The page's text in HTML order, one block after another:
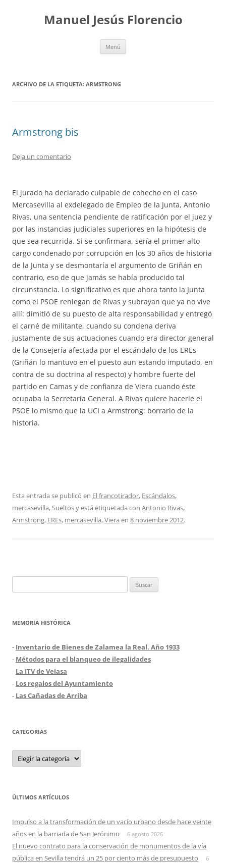
contenidoManuel Jesús Florencio
Menú
ARCHIVO DE LA ETIQUETA: ARMSTRONG
Armstrong bis
Deja un comentario
El jurado ha declarado culpable de cohecho en el caso
Mercasevilla al exdelegado de Empleo de la Junta, Antonio
Rivas, una sentencia pendiente de ratificación por el juez y
por las instancias judiciales superiores en la hipótesis de
que sea recurrida. Si se confirmara, sería el primer alto
cargo condenado por corrupción en los 30 años de historia
de la Junta y se desmontaría el argumento de Griñán en
contrario, eso de que jamás se había producido tal
circunstancia. Lo significativo es que ahora tanto la Junta
como el PSOE reniegan de Rivas y subrayan que ya no vive
allí: dimitió de su puesto de alta responsabilidad y entregó
el carné de militante, cuando su condena deriva
justamente de sus actuaciones cuando era director general
de la Consejería afectada por el escándalo de los EREs
(Griñán lo mantuvo en el puesto aun estando imputado, en
contra de su doctrina al respecto) y hombre fuerte del
partido en Camas y de confianza de Viera cuando éste
ocupaba la Secretaría General. A Rivas quiere hacerle el
PSOE lo mismo que la UCI a Armstrong: borrarlo de la
historia.
Esta entrada se publicó en El francotirador, Escándalos,
mercasevilla,Sueltosy está etiquetada con Antonio Rivas,
Armstrong, EREs, mercasevilla,Viera en 8 noviembre 2012.
MEMORIA HISTÓRICA
- Inventario de Bienes de Zalamea la Real. Año 1933
- Métodos para el blanqueo de ilegalidades
- La ITV de Veiasa
- Los regalos del Ayuntamiento
- Las Cañadas de Arriba
CATEGORIAS
Categorias
ÚLTIMOS ARTÍCULOS
Impulso a la transformación de un vacío urbano desde hace veinte
años en la barriada de San Jerónimo
6 agosto 2026
El nuevo contrato para la conservación de monumentos de la vía
pública en Sevilla tendrá un 25 por ciento más de presupuesto
6